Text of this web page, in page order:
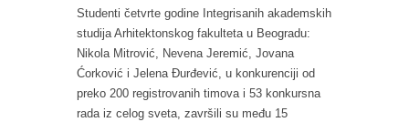
Studenti četvrte godine Integrisanih akademskih
studija Arhitektonskog fakulteta u Beogradu:
Nikola Mitrović, Nevena Jeremić, Jovana
Ćorković i Jelena Đurđević, u konkurenciji od
preko 200 registrovanih timova i 53 konkursna
rada iz celog sveta, završili su među 15